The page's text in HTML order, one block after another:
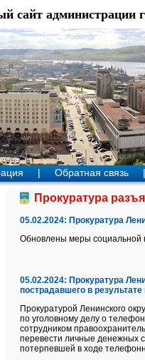
сайт администрации
| Обратная связь |
Прокуратура
05.02.2024: Прокуратура
Обновлены меры социальной
05.02.2024: Прокуратура
пострадавшего в
Прокуратурой Ленинского
по уголовному делу о
сотрудником
перевести личные денежных
потерпевшей в ходе